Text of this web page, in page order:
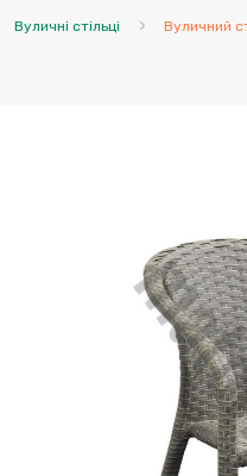
Вуличні стільці Вуличний